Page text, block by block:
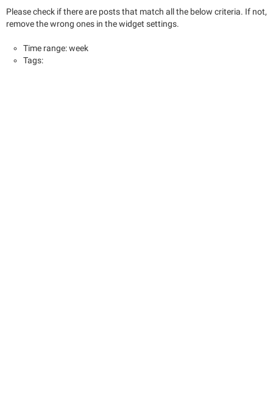
Please check if there are posts that match all the below criteria. If not,
remove the wrong ones in the widget settings.
Time range: week
Tags: